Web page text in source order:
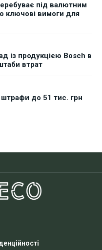
під валютним
ключові вимоги для
із продукцією Bosch в
втрат
штрафи до 51 тис. грн